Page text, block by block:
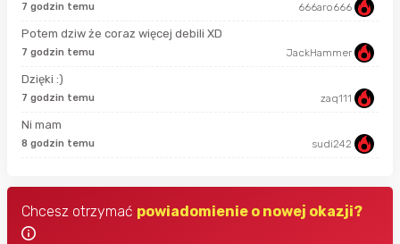
7 godzin temu 666aro666
Potem dziw że coraz więcej debili XD
7 godzin temu JackHammer
Dzięki :)
7 godzin temu zaq111
Ni mam
8 godzin temu sudi242
Chcesz otrzymać powiadomienie o nowej okazji?